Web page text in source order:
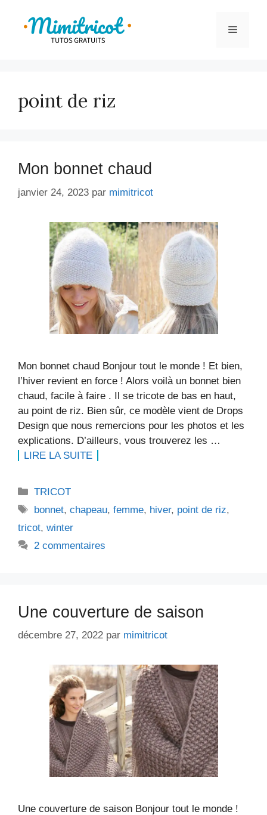
contenu
Menu
point de riz
Mon bonnet chaud
janvier 24, 2023 par mimitricot
Mon bonnet chaud Bonjour tout le monde ! Et bien,
l’hiver revient en force ! Alors voilà un bonnet bien
chaud, facile à faire . Il se tricote de bas en haut,
au point de riz. Bien sûr, ce modèle vient de Drops
Design que nous remercions pour les photos et les
explications. D’ailleurs, vous trouverez les …
LIRE LA SUITE
Catégories
TRICOT
Étiquettes
bonnet,chapeau,femme, hiver, point de riz,
tricot, winter
2 commentaires
Une couverture de saison
décembre 27, 2022 par mimitricot
Une couverture de saison Bonjour tout le monde !